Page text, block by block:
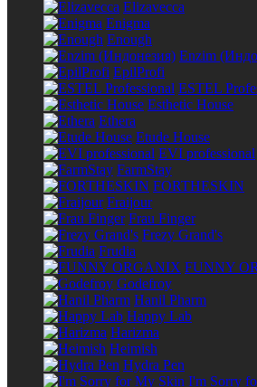
Elizavecca
Enigma
Enough
Enzim
EpilProfi
ESTEL
Esthetic House
Ethera
Etude House
EVI professional
FarmStay
FORTHESKIN
Fraijour
Frau Finger
Frezy Grand's
Frudia
FUNNY
Godefroy
Hanil Pharm
Happy Lab
Harizma
Heimish
Hydra Pen
I'm Sorry